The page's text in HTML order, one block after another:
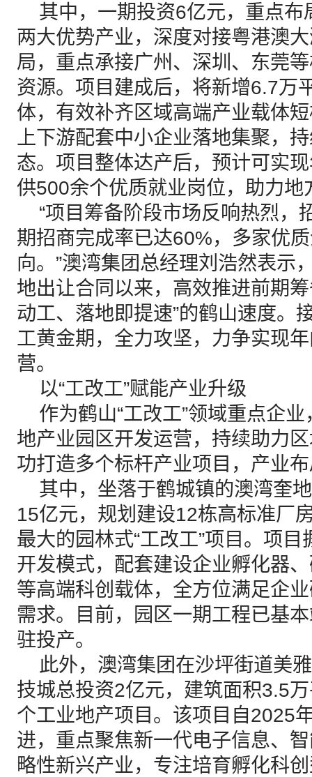
其中，一期投资6亿元，重点布
两大优势产业，深度对接粤港澳
局，重点承接广州、深圳、东莞
资源。项目建成后，将新增6.7万
体，有效补齐区域高端产业载体
上下游配套中小企业落地集聚，
态。项目整体达产后，预计可实
供500余个优质就业岗位，助力地
“项目筹备阶段市场反响热烈，
期招商完成率已达60%，多家优
向。”澳湾集团总经理刘浩然表示
地出让合同以来，高效推进前期
动工、落地即提速”的鹤山速度。
工黄金期，全力攻坚，力争实现
营。
以“工改工”赋能产业升级
作为鹤山“工改工”领域重点企
地产业园区开发运营，持续助力
功打造多个标杆产业项目，产业
其中，坐落于鹤城镇的澳湾奎
15亿元，规划建设12栋高标准厂
最大的园林式“工改工”项目。项
开发模式，配套建设企业孵化器
等高端科创载体，全方位满足企
需求。目前，园区一期工程已基
驻投产。
此外，澳湾集团在沙坪街道美
技城总投资2亿元，建筑面积3.5
个工业地产项目。该项目自2025
进，重点聚焦新一代电子信息、
略性新兴产业，专注培育孵化科